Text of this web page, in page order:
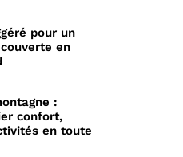
pour un
en
:
confort,
en toute